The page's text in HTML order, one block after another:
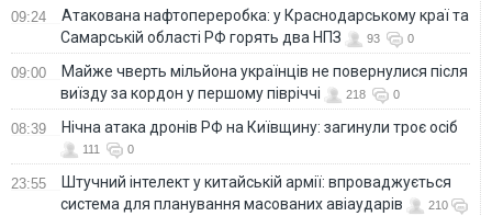
09:24
Атакована нафтопереробка: у Краснодарському краї та
Самарській області РФ горять два НПЗ
93 0
09:00
Майже чверть мільйона українців не повернулися після
виїзду за кордон у першому півріччі
218 0
08:39 Нічна атака дронів РФ на Київщину: загинули троє осіб
111 0
23:55
Штучний інтелект у китайській армії: впроваджується
система для планування масованих авіаударів
210